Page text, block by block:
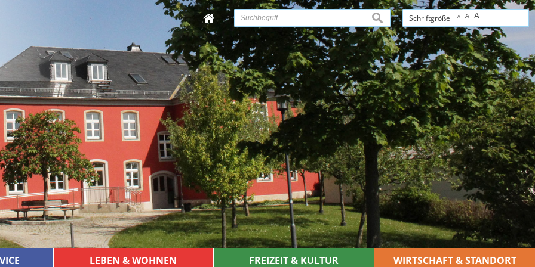
Schriftgröße A A A
suchen
LEBEN & WOHNEN FREIZEIT & KULTUR WIRTSCHAFT & STANDORT